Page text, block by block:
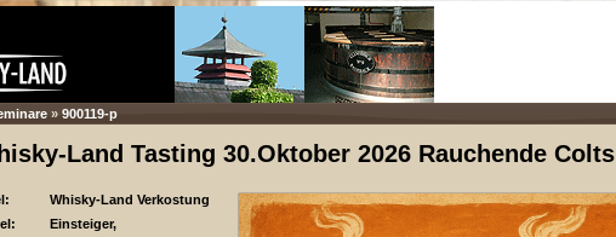
» 900119-p
Land Tasting 30.Oktober 2026 Rauchende Colts
Whisky-Land Verkostung
Einsteiger,